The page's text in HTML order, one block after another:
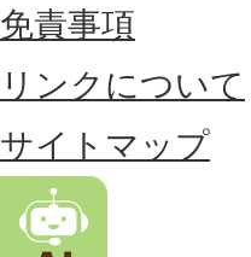
置
す
る
市
。
免責事項
リンクについて
サイトマップ